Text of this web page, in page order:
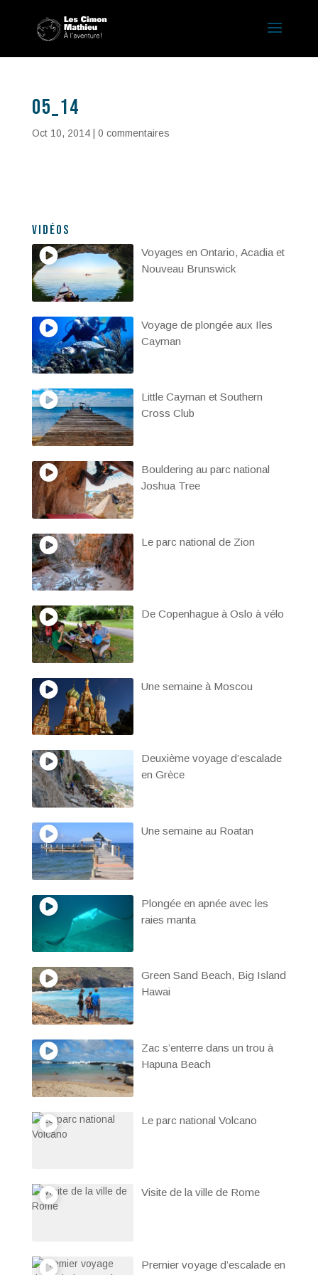
05_14
Oct 10, 2014| 0 commentaires
Vidéos
Voyages en Ontario, Acadia et
Nouveau Brunswick
Voyage de plongée aux Iles
Cayman
Little Cayman et Southern
Cross Club
Bouldering au parc national
Joshua Tree
Le parc national de Zion
De Copenhague à Oslo à vélo
Une semaine à Moscou
Deuxième voyage d’escalade
en Grèce
Une semaine au Roatan
Plongée en apnée avec les
raies manta
Green Sand Beach, Big Island
Hawai
Zac s’enterre dans un trou à
Hapuna Beach
Le parc national Volcano
Visite de la ville de Rome
Premier voyage d’escalade en